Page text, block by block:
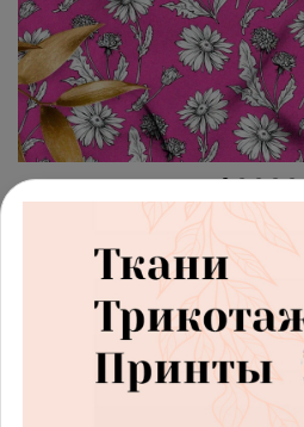
(0)
Ткань флис
на ярко-
Получить доступ к оптовым
684.00 руб